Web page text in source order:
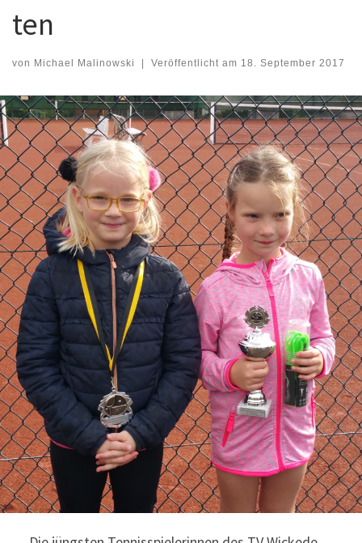
ten
von Michael Malinowski | Veröffentlicht am 18. September 2017